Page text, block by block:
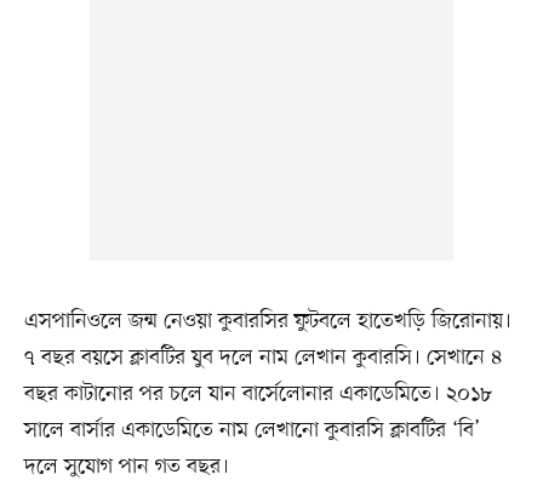
এসপানিওলে জন্ম নেওয়া কুবারসির ফুটবলে হাতেখড়ি জিরোনায়।
৭ বছর বয়সে ক্লাবটির যুব দলে নাম লেখান কুবারসি। সেখানে ৪
বছর কাটানোর পর চলে যান বার্সেলোনার একাডেমিতে। ২০১৮
সালে বার্সার একাডেমিতে নাম লেখানো কুবারসি ক্লাবটির ‘বি’
দলে সুযোগ পান গত বছর।